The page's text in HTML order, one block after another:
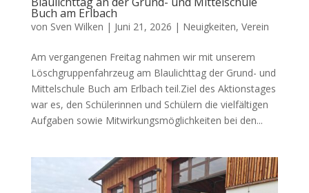
Buch am Erlbach
von Sven Wilken | Juni 21, 2026 | Neuigkeiten, Verein
Am vergangenen Freitag nahmen wir mit unserem
Löschgruppenfahrzeug am Blaulichttag der Grund- und
Mittelschule Buch am Erlbach teil.Ziel des Aktionstages
war es, den Schülerinnen und Schülern die vielfältigen
Aufgaben sowie Mitwirkungsmöglichkeiten bei den...